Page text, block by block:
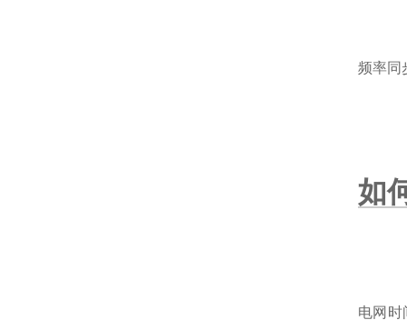
频率同
如
电网时